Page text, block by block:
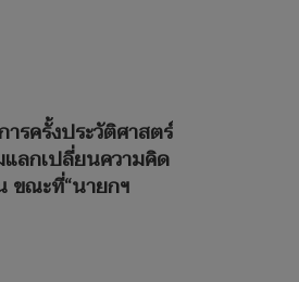
รครั้งประวัติศาสตร์
ลกเปลี่ยนความคิด
ขณะที่“นายกฯ